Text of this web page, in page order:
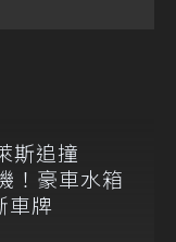
斯追撞
！豪車水箱
車牌